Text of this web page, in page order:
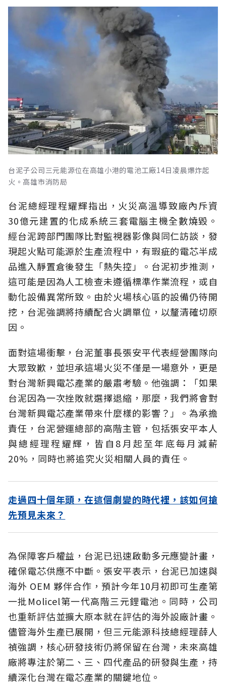
台泥子公司三元能源位在高雄小港的電池工廠14日凌晨爆炸起
火。高雄市消防局
台泥總經理程耀輝指出，火災高溫導致廠內斥資
30億元建置的化成系統三套電腦主機全數燒毀。
經台泥跨部門團隊比對監視器影像與同仁訪談，發
現起火點可能源於生產流程中，有瑕疵的電芯半成
品進入靜置倉後發生「熱失控」。台泥初步推測，
這可能是因為人工檢查未遵循標準作業流程，或自
動化設備異常所致。由於火場核心區的設備仍待開
挖，台泥強調將持續配合火調單位，以釐清確切原
因。
面對這場衝擊，台泥董事長張安平代表經營團隊向
大眾致歉，並坦承這場火災不僅是一場意外，更是
對台灣新興電芯產業的嚴肅考驗。他強調：「如果
台泥因為一次挫敗就選擇退縮，那麼，我們將會對
台灣新興電芯產業帶來什麼樣的影響？」。為承擔
責任，台泥營運總部的高階主管，包括張安平本人
與總經理程耀輝，皆自8月起至年底每月減薪
20%，同時也將追究火災相關人員的責任。
走過四十個年頭，在這個劇變的時代裡，該如何搶
先預見未來？
為保障客戶權益，台泥已迅速啟動多元應變計畫，
確保電芯供應不中斷。張安平表示，台泥已加速與
海外 OEM 夥伴合作，預計今年10月初即可生產第
一批Molicel第一代高階三元鋰電池。同時，公司
也重新評估並擴大原本就在評估的海外設廠計畫。
儘管海外生產已展開，但三元能源科技總經理薛人
禎強調，核心研發技術仍將保留在台灣，未來高雄
廠將專注於第二、三、四代產品的研發與生產，持
續深化台灣在電芯產業的關鍵地位。